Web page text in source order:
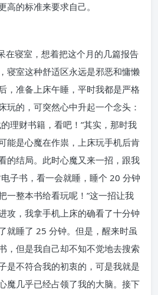
高的标准来要求自己。
在寝室，想着把这个月的几篇报告
寝室这种舒适区永远是邪恶和慵懒
，准备上床午睡，平时我都是严格
玩的，可突然心中升起一个念头：
理财书籍，看吧！”其实，那时我
能是心魔在作祟，上床玩手机后肯
的结局。此时心魔又来一招，跟我
子书，看一会就睡，睡个 20 分钟
一整本书给看玩呢！”这一招让我
攻，我拿手机上床的确看了十分钟
就睡了 25 分钟。但是，醒来时虽
，但是我自己却不知不觉地去搜索
是不符合我的初衷的，可是我就是
魔几乎已经占领了我的大脑。接下